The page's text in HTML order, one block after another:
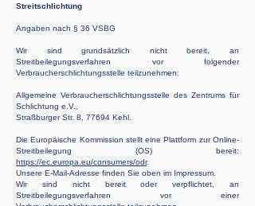
Streitschlichtung
Angaben nach § 36 VSBG
Wir sind grundsätzlich nicht bereit, an
Streitbeilegungsverfahren vor folgender
Verbraucherschlichtungsstelle teilzunehmen:
Allgemeine Verbraucherschlichtungsstelle des Zentrums für
Schlichtung e.V.,
Straßburger Str. 8, 77694 Kehl.
Die Europäische Kommission stellt eine Plattform zur Online-
Streitbeilegung (OS) bereit:
https://ec.europa.eu/consumers/odr.
Unsere E-Mail-Adresse finden Sie oben im Impressum.
Wir sind nicht bereit oder verpflichtet, an
Streitbeilegungsverfahren vor einer